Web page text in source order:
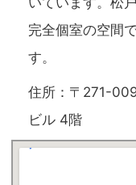
完全個室の空間
す。
住所：〒271-
ビル 4階